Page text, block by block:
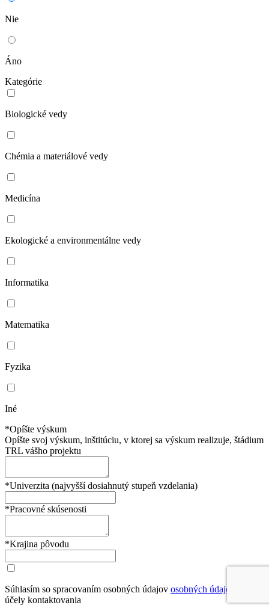
Nie
Áno
Kategórie
Biologické vedy
Chémia a materiálové vedy
Medicína
Ekologické a environmentálne vedy
Informatika
Matematika
Fyzika
Iné
*Opíšte výskum
Opíšte svoj výskum, inštitúciu, v ktorej sa výskum realizuje, štádium
TRL vášho projektu
*Univerzita (najvyšší dosiahnutý stupeň vzdelania)
*Pracovné skúsenosti
*Krajina pôvodu
Súhlasím so spracovaním osobných údajov osobných údajov
účely kontaktovania